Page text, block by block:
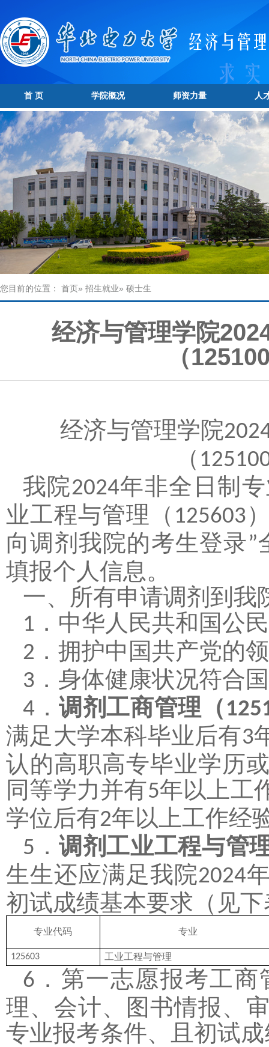
首 页 学院概况 师资力量 人
您目前的位置： 首页» 招生就业» 硕士生
经济与管理学院
（
经济与管理学院
（
我院2024年非全日制
业工程与管理（ 125603
向调剂我院的考生登录”
填报个人信息。
一、 所有申请调剂到我
1 ． 中华人民共和国公民
2 ． 拥护中国共产党的
3 ． 身体健康状况符合
4 ．调剂工商管理（
满足 大学本科毕业后有3
认的高职高专毕业学历
同等学力并有5年以上工
学位后有2年以上工作经
5 ．调剂工业工程与管
生生还应满足我院2024
初试成绩基本要求（见
专业代码 专业
125603 工业工程与管理
6 ． 第一志愿报考工商
理、会计、图书情报、
专业报考条件、且初试